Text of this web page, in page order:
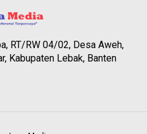
RT/RW 04/02, Desa Aweh,
Kabupaten Lebak, Banten